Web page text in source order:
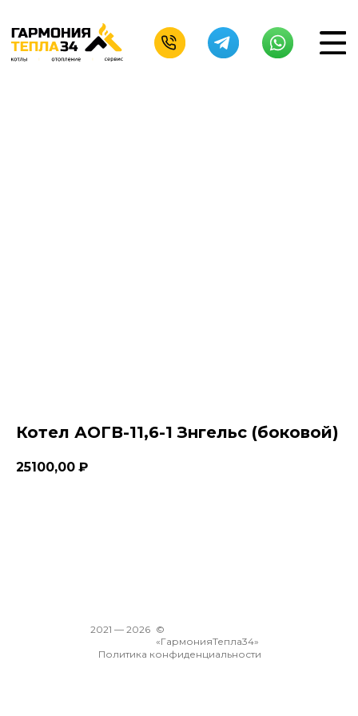
Котел АОГВ-11,6-1 Знгельс (боковой)
25100,00 ₽
Политика конфиденциальности
©
«ГармонияТепла34»
2026
2021 —